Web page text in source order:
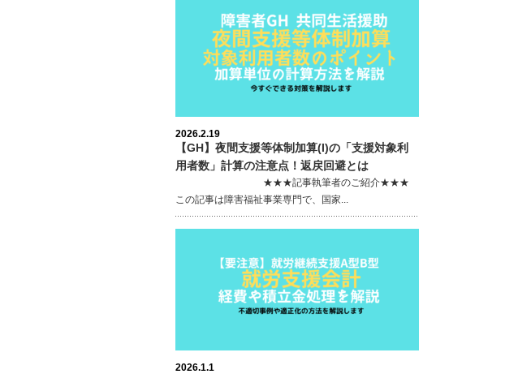
2026.2.19
【GH】夜間支援等体制加算(I)の「支援対象利
用者数」計算の注意点！返戻回避とは
★★★記事執筆者のご紹介★★★
この記事は障害福祉事業専門で、国家...
2026.1.1